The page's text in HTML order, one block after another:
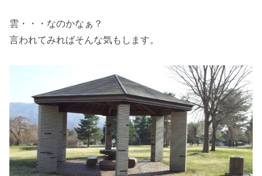
雲・・・なのかなぁ？
言われてみればそんな気もします。